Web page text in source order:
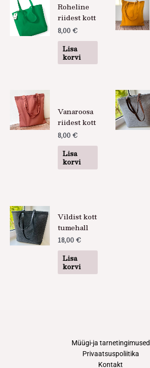
Roheline
riidest kott
8,00 €
Lisa
korvi
Vanaroosa
riidest kott
8,00 €
Lisa
korvi
Vildist kott
tumehall
18,00 €
Lisa
korvi
Müügi-ja tarnetingimused
Privaatsuspoliitika
Kontakt